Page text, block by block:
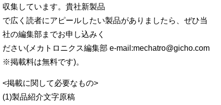
収集しています。貴社新製品
で広く読者にアピールしたい製品がありましたら、ぜひ当
社の編集部までお申し込みく
ださい(メカトロニクス編集部 e-mail:mechatro@gicho.com
※掲載料は無料です)。
<掲載に関して必要なもの>
(1)製品紹介文字原稿